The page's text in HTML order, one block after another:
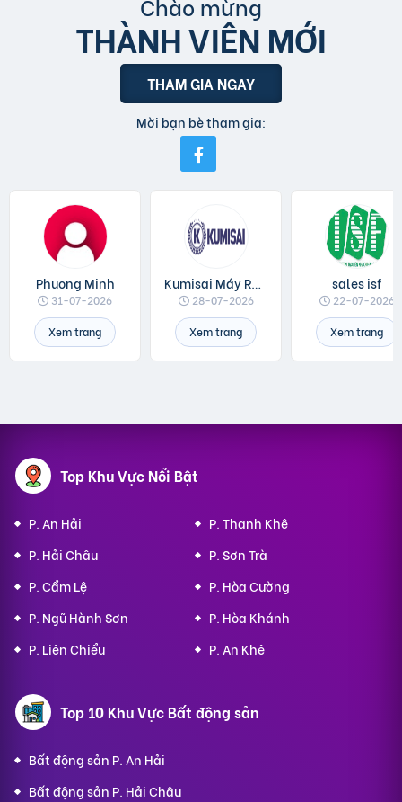
THÀNH VIÊN MỚI
THAM GIA NGAY
Mời bạn bè tham gia:
Phuong Minh
31-07-2026
Xem trang
Kumisai Máy Rửa Xe
28-07-2026
Xem trang
sales isf
22-07-2026
Xem trang
Top Khu Vực Nổi Bật
P. An Hải
P. Thanh Khê
P. Hải Châu
P. Sơn Trà
P. Cẩm Lệ
P. Hòa Cường
P. Ngũ Hành Sơn
P. Hòa Khánh
P. Liên Chiểu
P. An Khê
Top 10 Khu Vực Bất động sản
Bất động sản P. An Hải
Bất động sản P. Hải Châu